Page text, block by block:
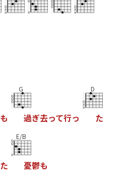
も
G
過ぎ去って行っ
D
た
た
E/B
憂鬱も